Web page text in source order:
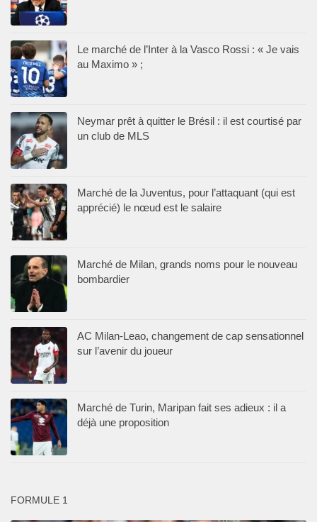
Le marché de l’Inter à la Vasco Rossi : « Je vais
au Maximo » ;
Neymar prêt à quitter le Brésil : il est courtisé par
un club de MLS
Marché de la Juventus, pour l’attaquant (qui est
apprécié) le nœud est le salaire
Marché de Milan, grands noms pour le nouveau
bombardier
AC Milan-Leao, changement de cap sensationnel
sur l’avenir du joueur
Marché de Turin, Maripan fait ses adieux : il a
déjà une proposition
FORMULE 1